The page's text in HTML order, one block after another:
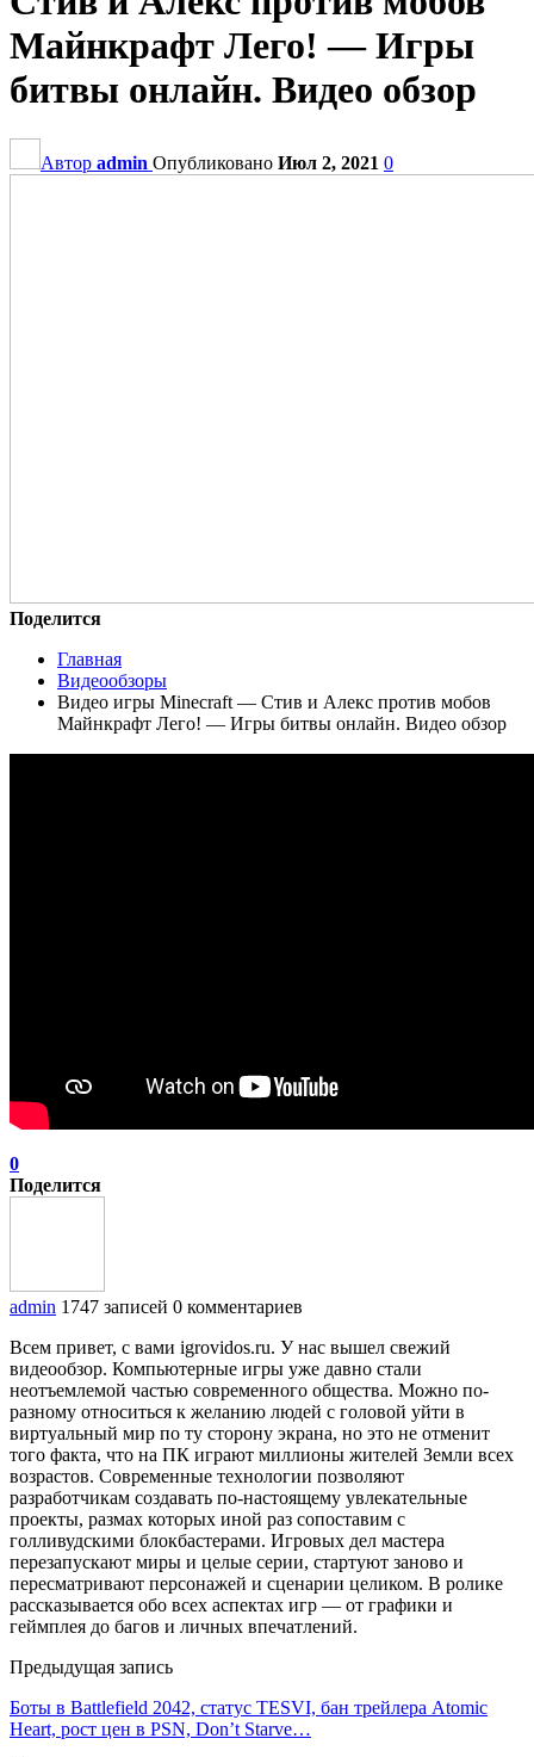
Майнкрафт Лего! — Игры
битвы онлайн. Видео обзор
Автор admin Опубликовано Июл 2, 2021 0
Поделится
Главная
Видеообзоры
Видео игры Minecraft — Стив и Алекс против мобов
Майнкрафт Лего! — Игры битвы онлайн. Видео обзор
0
Поделится
admin 1747 записей 0 комментариев
Всем привет, с вами igrovidos.ru. У нас вышел свежий
видеообзор. Компьютерные игры уже давно стали
неотъемлемой частью современного общества. Можно по-
разному относиться к желанию людей с головой уйти в
виртуальный мир по ту сторону экрана, но это не отменит
того факта, что на ПК играют миллионы жителей Земли всех
возрастов. Современные технологии позволяют
разработчикам создавать по-настоящему увлекательные
проекты, размах которых иной раз сопоставим с
голливудскими блокбастерами. Игровых дел мастера
перезапускают миры и целые серии, стартуют заново и
пересматривают персонажей и сценарии целиком. В ролике
рассказывается обо всех аспектах игр — от графики и
геймплея до багов и личных впечатлений.
Предыдущая запись
Боты в Battlefield 2042, статус TESVI, бан трейлера Atomic
Heart, рост цен в PSN, Don’t Starve…